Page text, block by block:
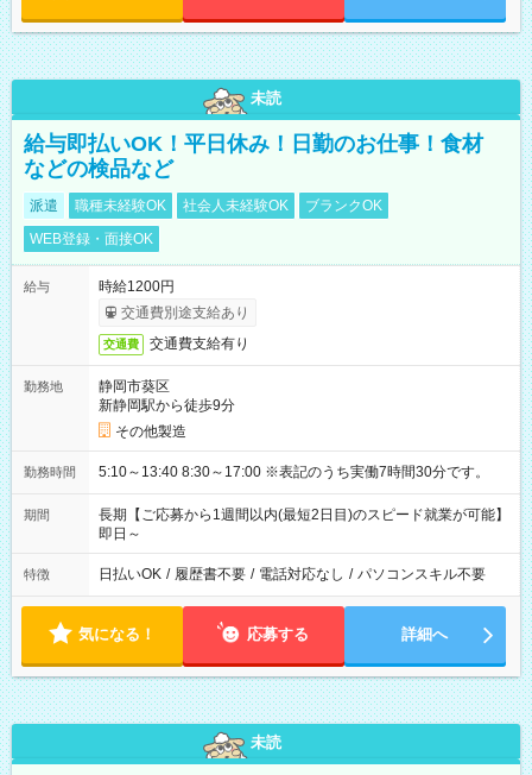
未読
給与即払いOK！平日休み！日勤のお仕事！食材
などの検品など
派遣 職種未経験OK 社会人未経験OK
ブランクOK
WEB登録・面接OK
給与
時給1200円
交通費別途支給あり
交通費 交通費支給有り
勤務地
静岡市葵区
新静岡駅から徒歩9分
その他製造
勤務時間 5:10～13:40 8:30～17:00 ※表記のうち実働7時間30分です。
期間
長期【ご応募から1週間以内(最短2日目)のスピード就業が可能】
即日～
特徴 日払いOK / 履歴書不要 / 電話対応なし / パソコンスキル不要
気になる！ 応募する 詳細へ
未読